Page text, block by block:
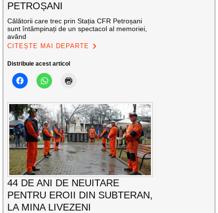
PETROȘANI
Călătorii care trec prin Stația CFR Petroșani
sunt întâmpinați de un spectacol al memoriei,
având
CITEȘTE MAI DEPARTE
Distribuie acest articol
44 DE ANI DE NEUITARE
PENTRU EROII DIN SUBTERAN,
LA MINA LIVEZENI